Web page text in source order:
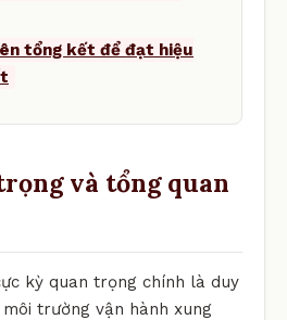
tổng kết để đạt hiệu
và tổng quan
kỳ quan trọng chính là duy
trường vận hành xung